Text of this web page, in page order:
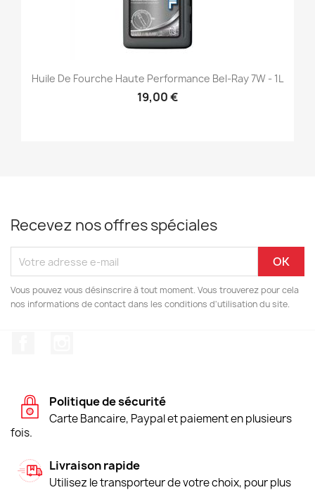
Huile De Fourche Haute Performance Bel-Ray 7W - 1L
19,00 €
Recevez nos offres spéciales
Vous pouvez vous désinscrire à tout moment. Vous trouverez pour cela
nos informations de contact dans les conditions d'utilisation du site.
Politique de sécurité
Carte Bancaire, Paypal et paiement en plusieurs
fois.
Livraison rapide
Utilisez le transporteur de votre choix, pour plus